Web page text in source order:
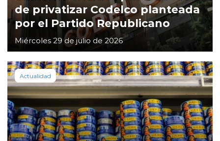
de privatizar Codelco planteada
por el Partido Republicano
Miércoles 29 de julio de 2026
Actualidad